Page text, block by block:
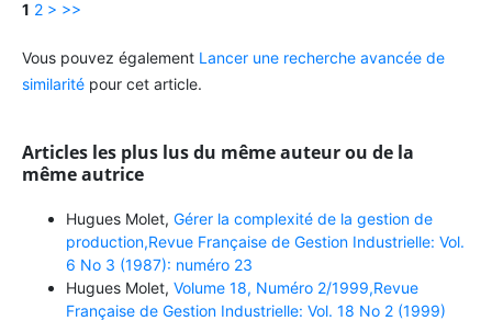
1 2 > >>
Vous pouvez également Lancer une recherche avancée de
similaritépour cet article.
Articles les plus lus du même auteur ou de la
même autrice
Hugues Molet, Gérer la complexité de la gestion de
production,Revue Française de Gestion Industrielle: Vol.
6 No 3 (1987): numéro 23
Hugues Molet, Volume 18, Numéro 2/1999,Revue
Française de Gestion Industrielle: Vol. 18 No 2 (1999)